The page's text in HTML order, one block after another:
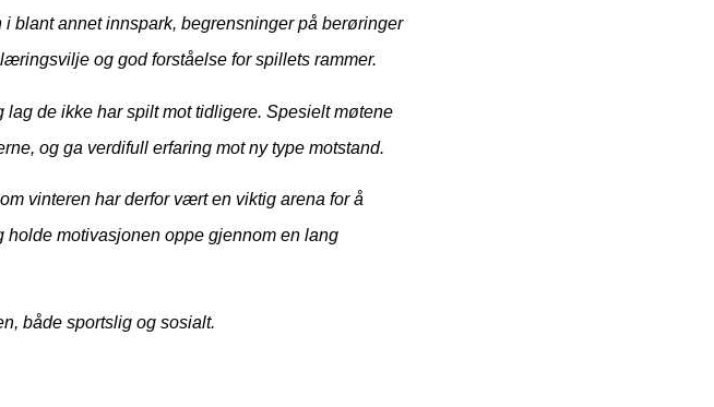
blant annet innspark, begrensninger på berøringer
og god forståelse for spillets rammer.
de ikke har spilt mot tidligere. Spesielt møtene
og ga verdifull erfaring mot ny type motstand.
vinteren har derfor vært en viktig arena for å
holde motivasjonen oppe gjennom en lang
både sportslig og sosialt.